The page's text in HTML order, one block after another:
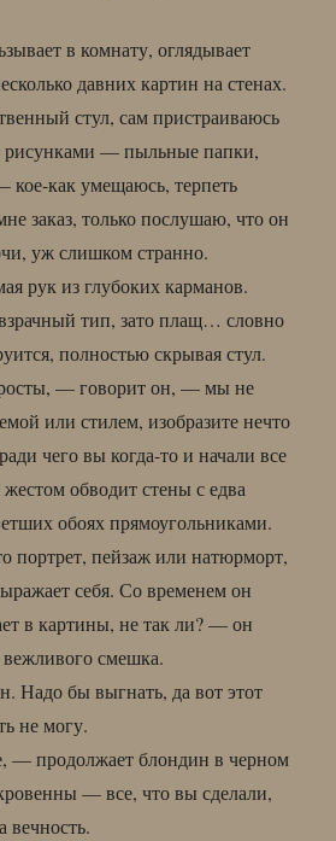
в комнату, оглядывает
давних картин на стенах.
стул, сам пристраиваюсь
рисунками — пыльные папки,
кое-как умещаюсь, терпеть
заказ, только послушаю, что он
уж слишком странно.
рук из глубоких карманов.
тип, зато плащ… словно
полностью скрывая стул.
— говорит он, — мы не
или стилем, изобразите нечто
чего вы когда-то и начали все
обводит стены с едва
обоях прямоугольниками.
портрет, пейзаж или натюрморт,
себя. Со временем он
в картины, не так ли? — он
вежливого смешка.
Надо бы выгнать, да вот этот
не могу.
— продолжает блондин в черном
— все, что вы сделали,
вечность.